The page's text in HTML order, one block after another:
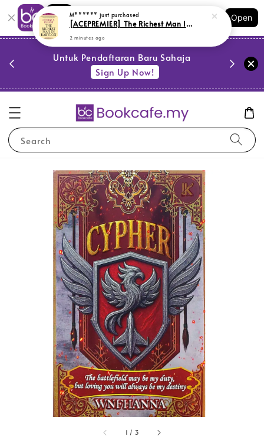
Shopping: Track Your Order
Your Trusted Shops
Open
Untuk Pendaftaran Baru Sahaja
Sign Up Now!
Search
1 / 3